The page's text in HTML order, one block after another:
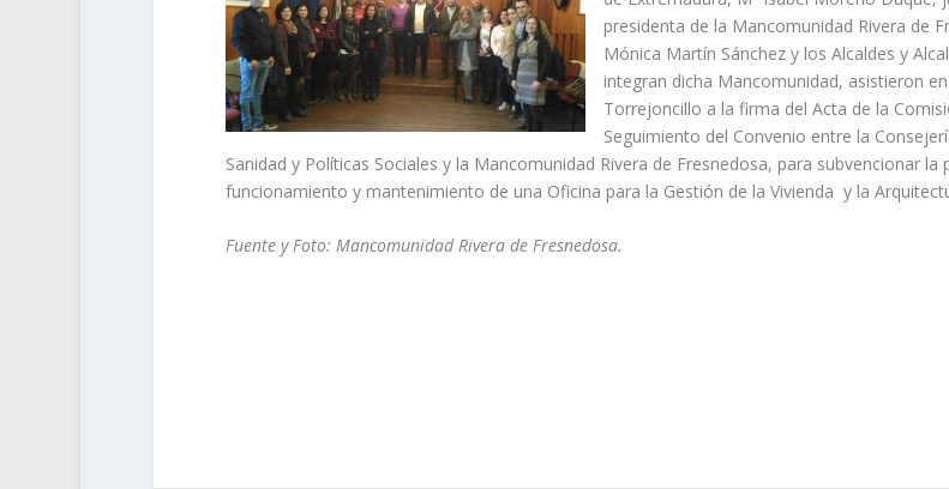
presidenta de la Mancomunidad Rivera de
Mónica Martín Sánchez y los Alcaldes y
integran dicha Mancomunidad, asistieron en
Torrejoncillo a la firma del Acta de la
Seguimiento del Convenio entre la
Sanidad y Políticas Sociales y la Mancomunidad Rivera de Fresnedosa, para subvencionar la
funcionamiento y mantenimiento de una Oficina para la Gestión de la Vivienda y la
Fuente y Foto: Mancomunidad Rivera de Fresnedosa.